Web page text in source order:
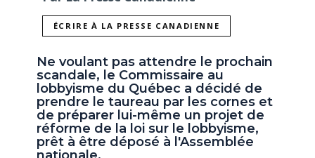
ÉCRIRE À LA PRESSE CANADIENNE
Ne voulant pas attendre le prochain
scandale, le Commissaire au
lobbyisme du Québec a décidé de
prendre le taureau par les cornes et
de préparer lui-même un projet de
réforme de la loi sur le lobbyisme,
prêt à être déposé à l'Assemblée